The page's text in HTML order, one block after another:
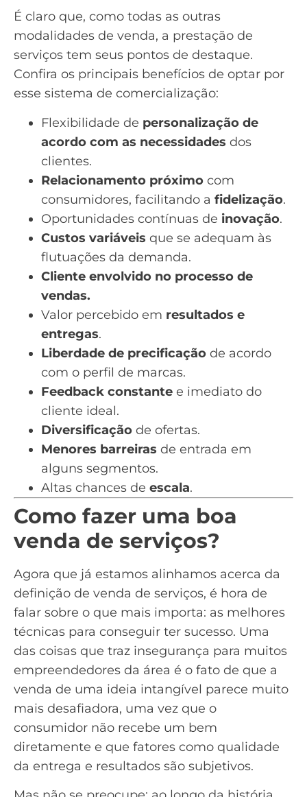
É claro que, como todas as outras
modalidades de venda, a prestação de
serviços tem seus pontos de destaque.
Confira os principais benefícios de optar por
esse sistema de comercialização:
Flexibilidade de personalização de
acordo com as necessidades dos
clientes.
Relacionamento próximo com
consumidores, facilitando a fidelização.
Oportunidades contínuas de inovação.
Custos variáveis que se adequam às
flutuações da demanda.
Cliente envolvido no processo de
vendas.
Valor percebido em resultados e
entregas.
Liberdade de precificação de acordo
com o perfil de marcas.
Feedback constante e imediato do
cliente ideal.
Diversificação de ofertas.
Menores barreiras de entrada em
alguns segmentos.
Altas chances de escala.
Como fazer uma boa
venda de serviços?
Agora que já estamos alinhamos acerca da
definição de venda de serviços, é hora de
falar sobre o que mais importa: as melhores
técnicas para conseguir ter sucesso. Uma
das coisas que traz insegurança para muitos
empreendedores da área é o fato de que a
venda de uma ideia intangível parece muito
mais desafiadora, uma vez que o
consumidor não recebe um bem
diretamente e que fatores como qualidade
da entrega e resultados são subjetivos.